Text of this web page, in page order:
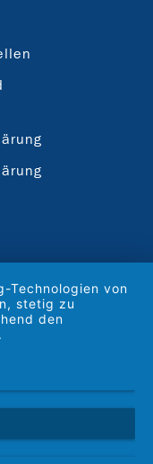
Technologien von
stetig zu
den